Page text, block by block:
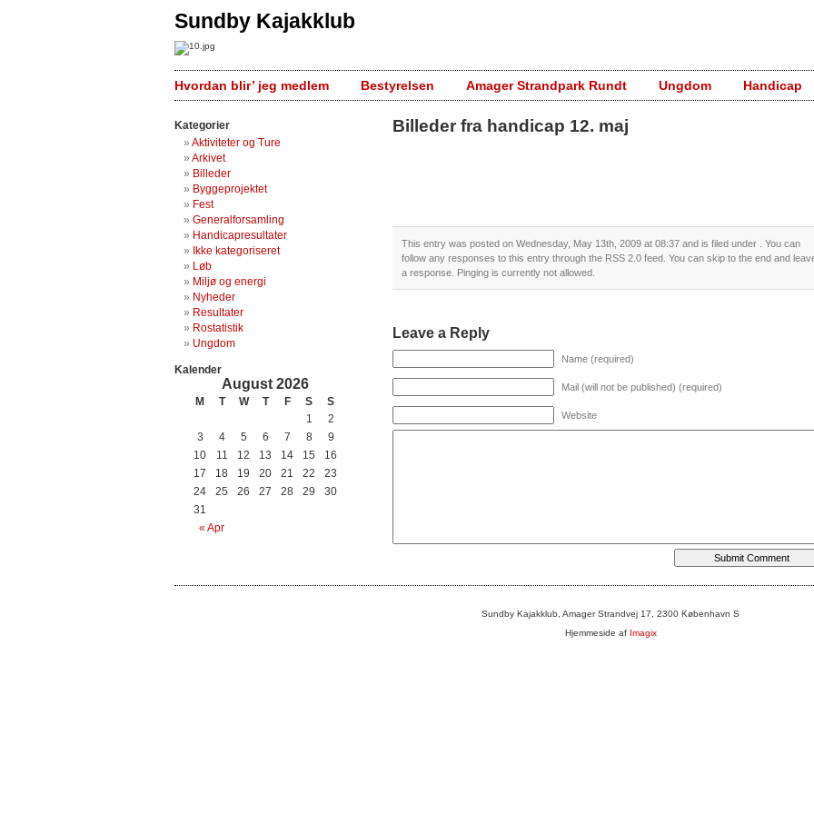
Sundby Kajakklub
Hvordan blir’ jeg medlem Bestyrelsen Amager Strandpark Rundt Ungdom Handicap
Kategorier
Aktiviteter og Ture
Arkivet
Billeder
Byggeprojektet
Fest
Generalforsamling
Handicapresultater
Ikke kategoriseret
Løb
Miljø og energi
Nyheder
Resultater
Rostatistik
Ungdom
Kalender
August 2026
M T W T F S S
« Apr
1
2
3
4 5 6 7 8
9
10
11 12 13 14 15
16
17
18 19 20 21 22
23
24
25 26 27 28 29
30
31
Billeder fra handicap 12. maj
This entry was posted on Wednesday, May 13th, 2009 at 08:37 and is filed under . You can
follow any responses to this entry through the RSS 2.0 feed. You can skip to the end and
a response. Pinging is currently not allowed.
Leave a Reply
Name (required)
Mail (will not be published) (required)
Website
Sundby Kajakklub, Amager Strandvej 17, 2300 København S
Hjemmeside af Imagix